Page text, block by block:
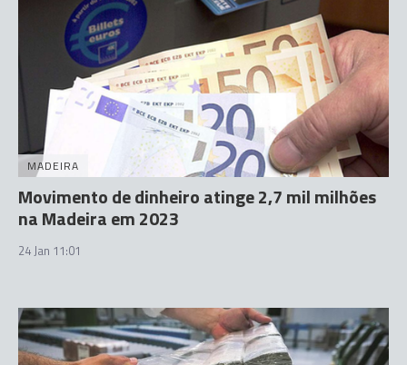
MADEIRA
Movimento de dinheiro atinge 2,7 mil milhões
na Madeira em 2023
24 Jan 11:01